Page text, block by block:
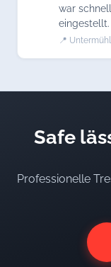
war
eingestellt.
📍
Safe
Professionelle